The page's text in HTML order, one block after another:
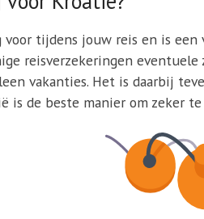
tijdens jouw reis en is
reisverzekeringen
vakanties. Het is daarbij
is de beste manier om zeker